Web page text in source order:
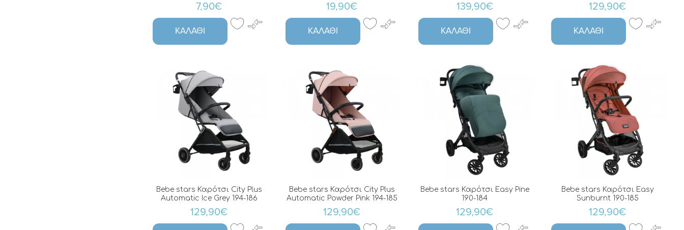
7,90€
ΚΑΛΆΘΙ
19,90€
ΚΑΛΆΘΙ
139,90€
ΚΑΛΆΘΙ
129,90€
ΚΑΛΆΘΙ
Bebe stars Καρότσι City Plus
Automatic Ice Grey 194-186
129,90€
Bebe stars Καρότσι City Plus
Automatic Powder Pink 194-185
129,90€
Bebe stars Καρότσι Easy Pine
190-184
129,90€
Bebe stars Καρότσι Easy
Sunburnt 190-185
129,90€